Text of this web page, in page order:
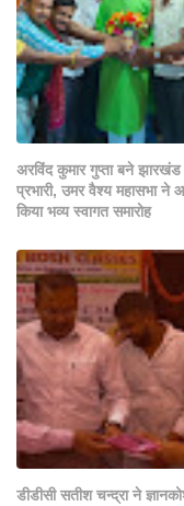
अरविंद कुमार गुप्ता बने
प्रभारी, उमर वैश्य महासभा ने
किया भव्य स्वागत समारोह
डीडीसी सतीश चन्द्रा ने